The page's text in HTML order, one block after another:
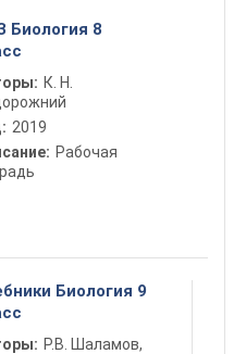
Биология 8
К. Н.
2019
Рабочая
Биология 9
Р.В. Шаламов,